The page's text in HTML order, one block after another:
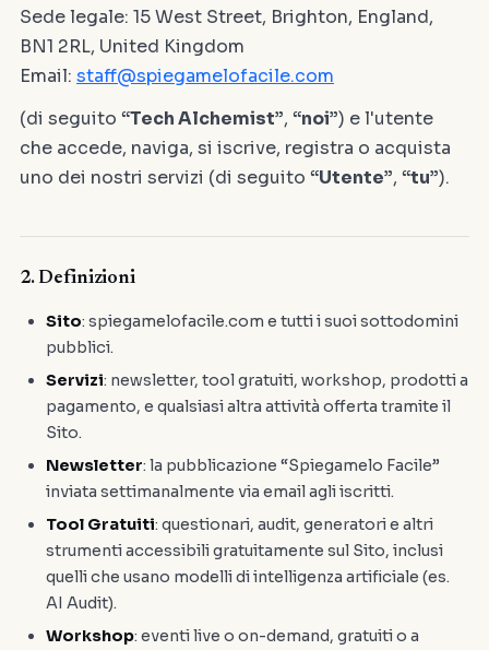
Sede legale: 15 West Street, Brighton, England,
BN1 2RL, United Kingdom
Email: staff@spiegamelofacile.com
(di seguito “Tech Alchemist”, “noi”) e l'utente
che accede, naviga, si iscrive, registra o acquista
uno dei nostri servizi (di seguito “Utente”, “tu”).
2. Definizioni
Sito: spiegamelofacile.com e tutti i suoi sottodomini
pubblici.
Servizi: newsletter, tool gratuiti, workshop, prodotti a
pagamento, e qualsiasi altra attività offerta tramite il
Sito.
Newsletter: la pubblicazione “Spiegamelo Facile”
inviata settimanalmente via email agli iscritti.
Tool Gratuiti: questionari, audit, generatori e altri
strumenti accessibili gratuitamente sul Sito, inclusi
quelli che usano modelli di intelligenza artificiale (es.
AI Audit).
Workshop: eventi live o on-demand, gratuiti o a